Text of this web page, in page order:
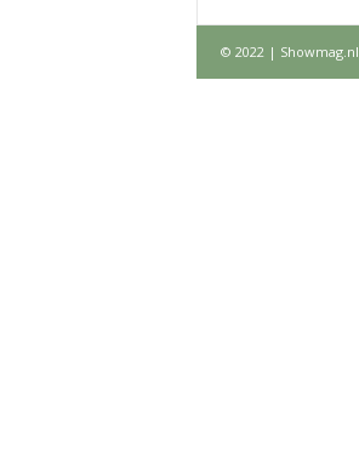
© 2022 | Showmag.nl